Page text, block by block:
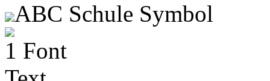
ABC Schule Symbol
1 Font